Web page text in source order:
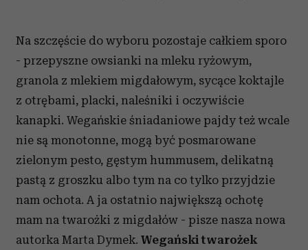
Na szczęście do wyboru pozostaje całkiem sporo
- przepyszne owsianki na mleku ryżowym,
granola z mlekiem migdałowym, sycące koktajle
z otrębami, placki, naleśniki i oczywiście
kanapki. Wegańskie śniadaniowe pajdy też wcale
nie są monotonne, mogą być posmarowane
zielonym pesto, gęstym hummusem, delikatną
pastą z groszku albo tym na co tylko przyjdzie
nam ochota. A ja ostatnio największą ochotę
mam na twarożki z migdałów - pisze nasza nowa
autorka Marta Dymek. Wegański twarożek